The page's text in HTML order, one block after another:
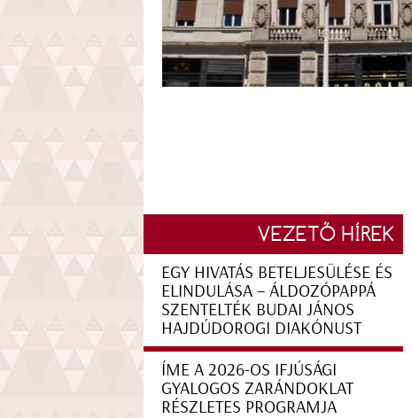
VEZETŐ HÍREK
EGY HIVATÁS BETELJESÜLÉSE ÉS
ELINDULÁSA – ÁLDOZÓPAPPÁ
SZENTELTÉK BUDAI JÁNOS
HAJDÚDOROGI DIAKÓNUST
ÍME A 2026-OS IFJÚSÁGI
GYALOGOS ZARÁNDOKLAT
RÉSZLETES PROGRAMJA